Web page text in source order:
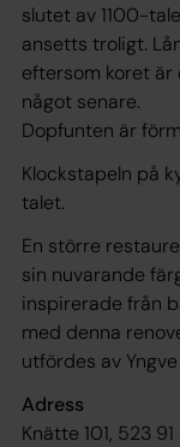
slutet av 1100-
ansetts troligt.
eftersom koret
något senare.
Dopfunten är
Klockstapeln på
talet.
En större
sin nuvarande
inspirerade från
med denna
utfördes av
Adress
Knätte 101, 523